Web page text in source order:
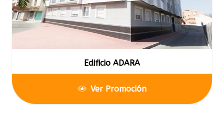
Edificio ADARA
Ver Promoción